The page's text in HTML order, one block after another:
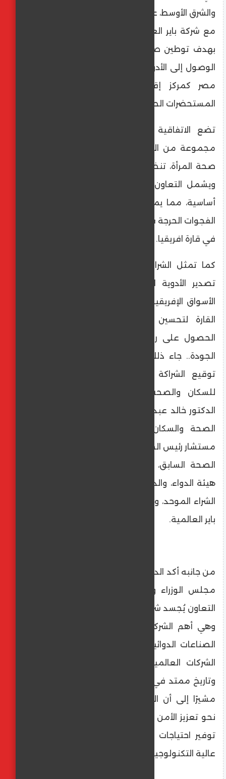
والشرق الأوسط، عن توقيع اتفاقية تعاون نوعية
مع شركة باير العالمية في مجال علوم الحياة،
بهدف توطين صناعة الأدوية في مصر. وتعزيز
الوصول إلى الأدوية الأساسية، مع ترسيخ مكانة
مصر كمركز إقليمي رائد لتصنيع وتصدير
المستحضرات الصيدلانية إلى القارة الأفريقية.
تضع الاتفاقية إطارًا شاملاً للتعاون يشمل
مجموعة من المنتجات الأساسية في مجالات
صحة المرأة، تنظيم الأسرة، والأمراض المهملة.
ويشمل التعاون الإنتاج المحلي لسبعة أدوية
أساسية، مما يمثل مساهمة حاسمة في سد
الفجوات الحرجة في الحصول على تلك العلاجات
في قارة افريقيا.
كما تمثل الشراكة خطوة محورية نحو تعزيز
تصدير الأدوية المخصصة لصحة المرأة إلى
الأسواق الإفريقية، مما يساهم في دعم جهود
القارة لتحسين صحة المرأة وتمكينها من
الحصول على رعاية دوائية مستدامة وعالية
الجودة.. جاء ذلك خلال مؤتمر صحفي لإعلان
توقيع الشراكة على هامش المؤتمر الثالث
للسكان والصحة والتنمية البشرية وبحضور
الدكتور خالد عبد الغفار نائب رئيس الوزراء ووزير
الصحة والسكان، والدكتور عوض تاج الدين
مستشار رئيس الجمهورية للصحة والوقاية ووزير
الصحة السابق، والدكتور على غمراوى رئيس
هيئة الدواء، والدكتور هشام ستيت رئيس هيئة
الشراء الموحد، ووفد رفيع المستوى من شركة
باير العالمية.
من جانبه أكد الدكتور خالد عبد الغفار نائب رئيس
مجلس الوزراء ووزير الصحة والسكان أن هذا
التعاون يُجسد شراكة مهمة بين شركة مينا فارم
وهي أهم الشركات الوطنية الرائدة في مجال
الصناعات الدوائية في مصر، وشركة باير إحدى
الشركات العالمية الكبرى ذات سمعة راسخة
وتاريخ ممتد في تطوير المستحضرات المبتكرة،
مشيرًا إلى أن الاتفاقية تمثل خطوة محورية
نحو تعزيز الأمن القومي الدوائي لمصر، وضمان
توفير احتياجات المواطن المصري من الأدوية
عالية التكنولوجيا.